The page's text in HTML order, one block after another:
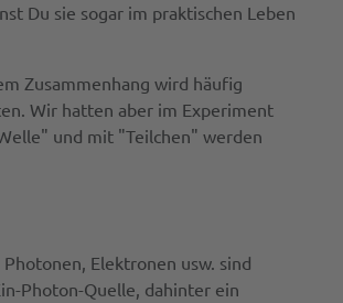
Du sie sogar im praktischen Leben
Zusammenhang wird häufig
Wir hatten aber im Experiment
und mit "Teilchen" werden
Elektronen usw. sind
Photon-Quelle, dahinter ein